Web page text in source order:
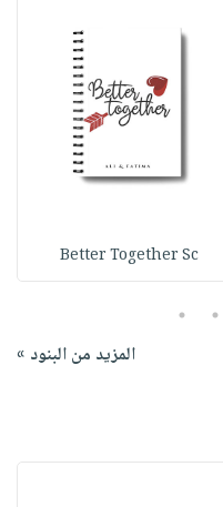
Better Together Sc
4
5
المزيد من البنود »